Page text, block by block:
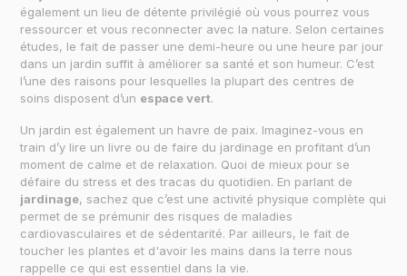
également un lieu de détente privilégié où vous pourrez vous
ressourcer et vous reconnecter avec la nature. Selon certaines
études, le fait de passer une demi-heure ou une heure par jour
dans un jardin suffit à améliorer sa santé et son humeur. C’est
l’une des raisons pour lesquelles la plupart des centres de
soins disposent d’un espace vert.
Un jardin est également un havre de paix. Imaginez-vous en
train d’y lire un livre ou de faire du jardinage en profitant d’un
moment de calme et de relaxation. Quoi de mieux pour se
défaire du stress et des tracas du quotidien. En parlant de
jardinage, sachez que c’est une activité physique complète qui
permet de se prémunir des risques de maladies
cardiovasculaires et de sédentarité. Par ailleurs, le fait de
toucher les plantes et d'avoir les mains dans la terre nous
rappelle ce qui est essentiel dans la vie.